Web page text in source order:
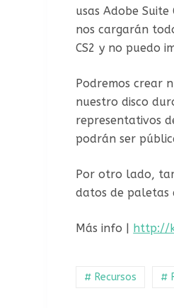
usas Adobe
nos cargarán
CS2 y no puedo
Podremos crear
nuestro disco
representativos
podrán ser
Por otro lado,
datos de paletas
Más info | http://
# Recursos #